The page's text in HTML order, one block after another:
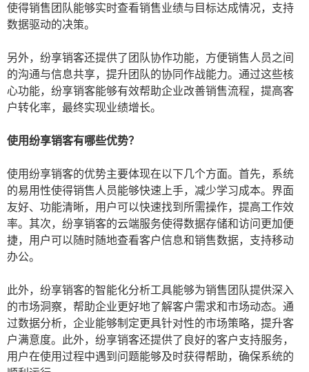
使得销售团队能够实时查看销售业绩与目标达成情况，支持
数据驱动的决策。
另外，纷享销客还提供了团队协作功能，方便销售人员之间
的沟通与信息共享，提升团队的协同作战能力。通过这些核
心功能，纷享销客能够有效帮助企业改善销售流程，提高客
户转化率，最终实现业绩增长。
使用纷享销客有哪些优势？
使用纷享销客的优势主要体现在以下几个方面。首先，系统
的易用性使得销售人员能够快速上手，减少学习成本。界面
友好、功能清晰，用户可以快速找到所需操作，提高工作效
率。其次，纷享销客的云端服务使得数据存储和访问更加便
捷，用户可以随时随地查看客户信息和销售数据，支持移动
办公。
此外，纷享销客的智能化分析工具能够为销售团队提供深入
的市场洞察，帮助企业更好地了解客户需求和市场动态。通
过数据分析，企业能够制定更具针对性的市场策略，提升客
户满意度。此外，纷享销客还提供了良好的客户支持服务，
用户在使用过程中遇到问题能够及时获得帮助，确保系统的